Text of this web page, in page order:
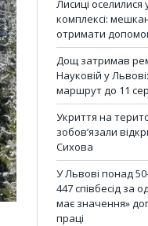
Лисиці
комплексі:
отримати
Дощ затримав
Науковій у
маршрут до 11
Укриття на
зобов’язали
Сихова
У Львові понад
447 співбесід за
має значення»
праці